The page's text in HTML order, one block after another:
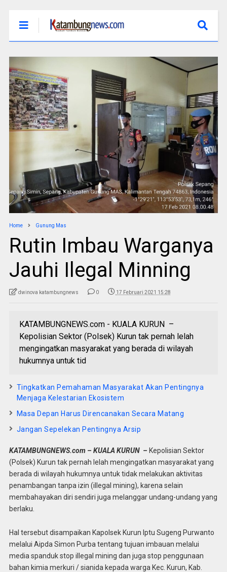
Home Gunung Mas
Rutin Imbau Warganya
Jauhi Ilegal Minning
dwinova katambungnews 0 17 Februari 2021 15:28
KATAMBUNGNEWS.com - KUALA KURUN –
Kepolisian Sektor (Polsek) Kurun tak pernah lelah
mengingatkan masyarakat yang berada di wilayah
hukumnya untuk tid
Tingkatkan Pemahaman Masyarakat Akan Pentingnya
Menjaga Kelestarian Ekosistem
Masa Depan Harus Direncanakan Secara Matang
Jangan Sepelekan Pentingnya Arsip
KATAMBUNGNEWS.com – KUALA KURUN – Kepolisian Sektor
(Polsek) Kurun tak pernah lelah mengingatkan masyarakat yang
berada di wilayah hukumnya untuk tidak melakukan aktivitas
penambangan tanpa izin (illegal mining), karena selain
membahayakan diri sendiri juga melanggar undang-undang yang
berlaku.
Hal tersebut disampaikan Kapolsek Kurun Iptu Sugeng Purwanto
melalui Aipda Simon Purba tentang tujuan imbauan melalui
media spanduk stop illegal mining dan juga stop penggunaan
bahan kimia merkuri / sianida kepada warga Kec. Kurun, Kab.